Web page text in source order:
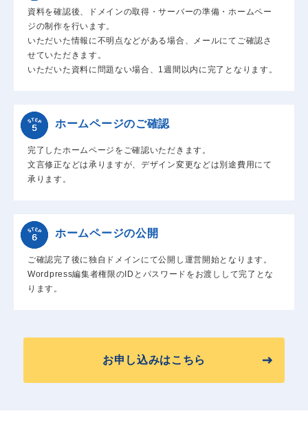
資料を確認後、ドメインの取得・サーバーの準備・ホームペー
ジの制作を行います。
いただいた情報に不明点などがある場合、メールにてご確認さ
せていただきます。
いただいた資料に問題ない場合、1週間以内に完了となります。
ホームページのご確認
完了したホームページをご確認いただきます。
文言修正などは承りますが、デザイン変更などは別途費用にて
承ります。
ホームページの公開
ご確認完了後に独自ドメインにて公開し運営開始となります。
Wordpress編集者権限のIDとパスワードをお渡しして完了とな
ります。
お申し込みはこちら